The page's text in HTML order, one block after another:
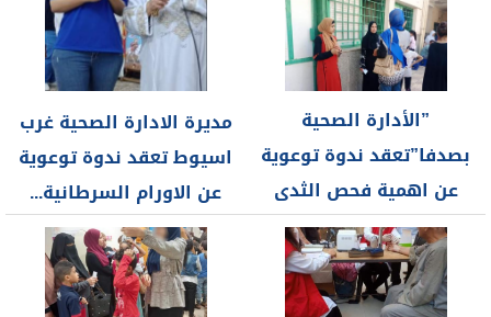
”الأدارة الصحية
بصدفا”تعقد ندوة توعوية
عن اهمية فحص الثدى
والأكتشاف المبكر
للأورام...
مديرة الادارة الصحية غرب
اسيوط تعقد ندوة توعوية
عن الاورام السرطانية...